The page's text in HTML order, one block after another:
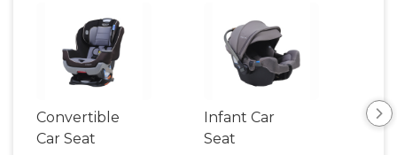
Convertible
Car Seat
Infant Car
Seat